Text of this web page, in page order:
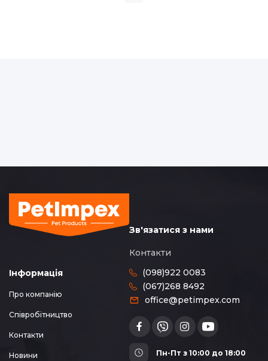
Інформація
Про компанію
Співробітництво
Контакти
Новини
Зв'язатися з нами
Контакти
(098)922 0083
(067)268 8492
office@petimpex.com
Пн-Пт з 10:00 до 18:00